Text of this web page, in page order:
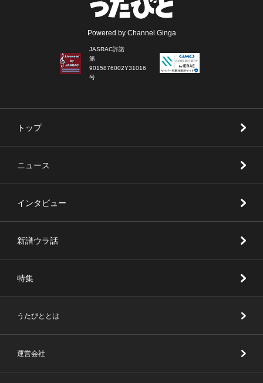
Powered by Channel Ginga
JASRAC許諾
第
9015876002Y31016
号
トップ
ニュース
インタビュー
新譜ウラ話
特集
うたびととは
運営会社